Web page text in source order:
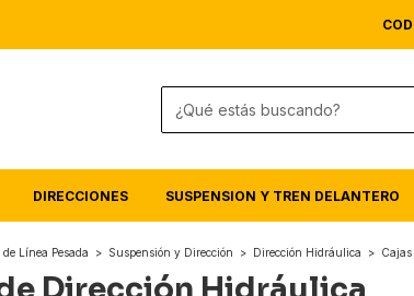
DIRECCIONES SUSPENSION Y TREN DELANTERO
de Línea Pesada > Suspensión y Dirección > Dirección Hidráulica >